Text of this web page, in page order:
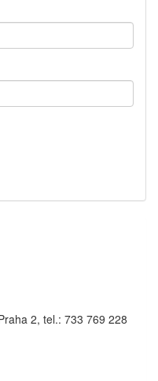
2, tel.: 733 769 228